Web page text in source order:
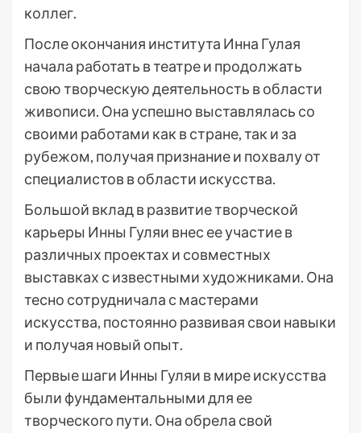
коллег.
После окончания института Инна Гулая
начала работать в театре и продолжать
свою творческую деятельность в области
живописи. Она успешно выставлялась со
своими работами как в стране, так и за
рубежом, получая признание и похвалу от
специалистов в области искусства.
Большой вклад в развитие творческой
карьеры Инны Гуляи внес ее участие в
различных проектах и совместных
выставках с известными художниками. Она
тесно сотрудничала с мастерами
искусства, постоянно развивая свои навыки
и получая новый опыт.
Первые шаги Инны Гуляи в мире искусства
были фундаментальными для ее
творческого пути. Она обрела свой